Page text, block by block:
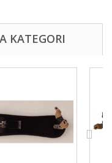
KATEGORI